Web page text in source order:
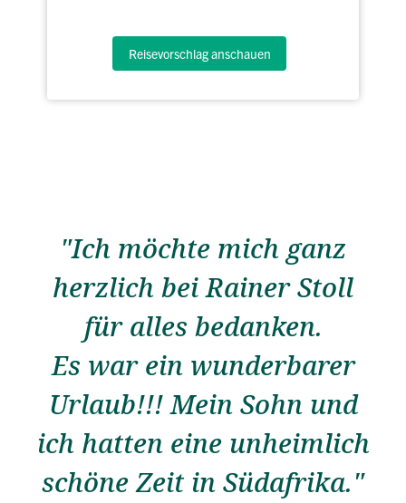
Reisevorschlag anschauen
"Ich möchte mich ganz
herzlich bei Rainer Stoll
für alles bedanken.
Es war ein wunderbarer
Urlaub!!! Mein Sohn und
ich hatten eine unheimlich
schöne Zeit in Südafrika."